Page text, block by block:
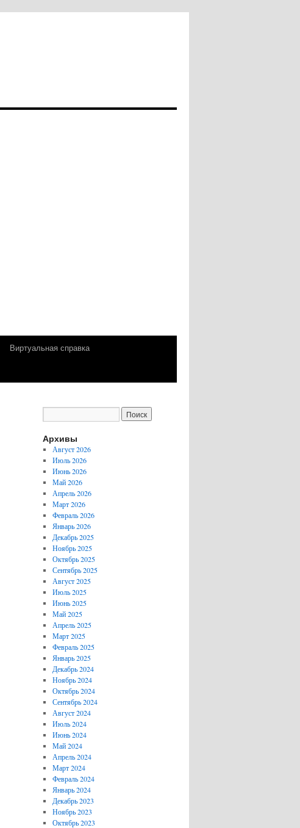
Виртуальная справка
Архивы
Август 2026
Июль 2026
Июнь 2026
Май 2026
Апрель 2026
Март 2026
Февраль 2026
Январь 2026
Декабрь 2025
Ноябрь 2025
Октябрь 2025
Сентябрь 2025
Август 2025
Июль 2025
Июнь 2025
Май 2025
Апрель 2025
Март 2025
Февраль 2025
Январь 2025
Декабрь 2024
Ноябрь 2024
Октябрь 2024
Сентябрь 2024
Август 2024
Июль 2024
Июнь 2024
Май 2024
Апрель 2024
Март 2024
Февраль 2024
Январь 2024
Декабрь 2023
Ноябрь 2023
Октябрь 2023